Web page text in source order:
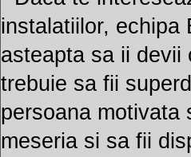
instalatiilor, echipa
asteapta sa ii devii
trebuie sa fii
persoana motivata
meseria si sa fii